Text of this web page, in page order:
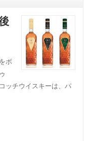
ボ
ッチウイスキーは、パ